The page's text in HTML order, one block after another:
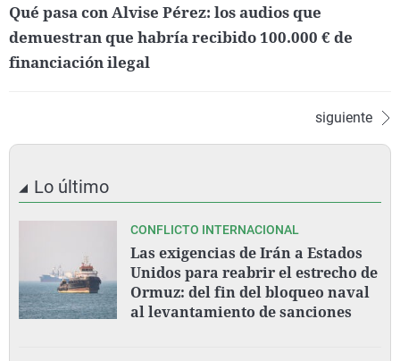
Qué pasa con Alvise Pérez: los audios que
demuestran que habría recibido 100.000 € de
financiación ilegal
siguiente
Lo último
CONFLICTO INTERNACIONAL
Las exigencias de Irán a Estados
Unidos para reabrir el estrecho de
Ormuz: del fin del bloqueo naval
al levantamiento de sanciones